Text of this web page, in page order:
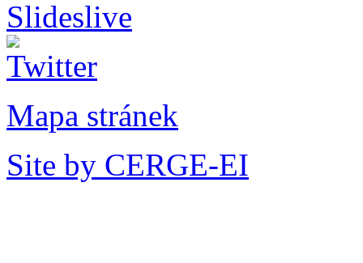
Mapa stránek
Site by CERGE-EI